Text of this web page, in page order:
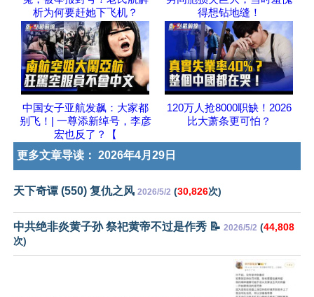
析为何要赶她下飞机？
得想钻地缝！
中国女子亚航发飙：大家都
别飞！| 一尊添新绰号，李彦
宏也反了？【
120万人抢8000职缺！2026
比大萧条更可怕？
更多文章导读： 2026年4月29日
天下奇谭 (550) 复仇之风 2026/5/2 (30,826次)
中共绝非炎黄子孙 祭祀黄帝不过是作秀 📝 2026/5/2 (44,808
次)